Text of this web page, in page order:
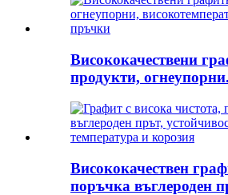
Висококачествени
продукти,
Висококачествен
поръчка въглероден